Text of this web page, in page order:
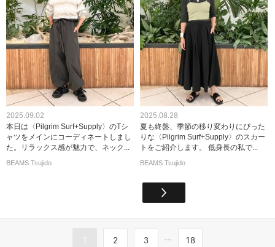
2025.09.02
本日は〈Pilgrim Surf+Supply〉のTシ
ャツをメインにコーディネートしまし
た。リラックス感が魅力で、ネック...
BEAMS Tsujido
2025.08.28
夏も終盤、季節の移り変わりにぴった
りな〈Pilgrim Surf+Supply〉のスカー
トをご紹介します。 低身長の私で...
BEAMS Tsujido
1 2 3 ... 18